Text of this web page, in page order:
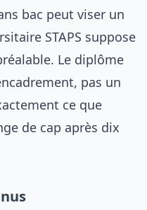
bac peut viser un
STAPS suppose
Le diplôme
pas un
ce que
de cap après dix